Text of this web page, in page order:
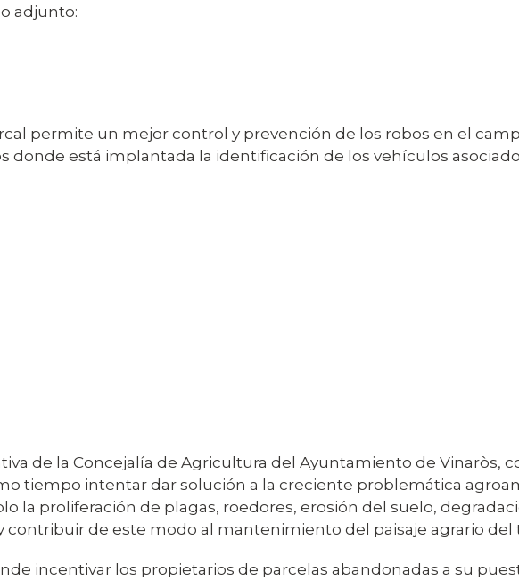
adjunto:
permite un mejor control y prevención de los robos en el
donde está implantada la identificación de los vehículos
de la Concejalía de Agricultura del Ayuntamiento de Vinaròs,
tiempo intentar dar solución a la creciente problemática
la proliferación de plagas, roedores, erosión del suelo,
de este modo al mantenimiento del paisaje agrario
incentivar los propietarios de parcelas abandonadas a su